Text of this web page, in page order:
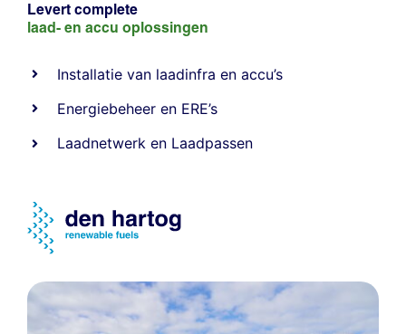
Levert complete
laad- en accu oplossingen
Installatie van laadinfra en accu’s
Energiebeheer en ERE’s
Laadnetwerk en Laadpassen